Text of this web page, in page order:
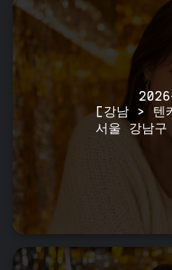
[강남 > 텐
서울 강남